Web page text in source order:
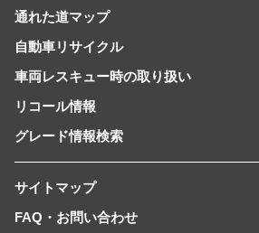
通れた道マップ
自動車リサイクル
車両レスキュー時の取り扱い
リコール情報
グレード情報検索
サイトマップ
FAQ・お問い合わせ